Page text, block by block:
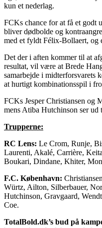
kun et nederlag.
FCKs chance for at få et godt
bliver dødbolde og
med et fyldt Félix-Bollaert, og
Det der i aften kommer til at
resultat, vil være at Brede
samarbejde i midterforsvarets
at hurtigt kombinationsspil i
FCKs Jesper Christiansen og
mens Atiba Hutchinson ser ud
Trupperne:
RC Lens: Le Crom, Runje,
Laurenti, Akalé, Carrière,
Boukari, Dindane, Khiter,
F.C. København:
Würtz, Ailton, Silberbauer,
Hutchinson, Gravgaard,
Coe.
TotalBold.dk’s bud på